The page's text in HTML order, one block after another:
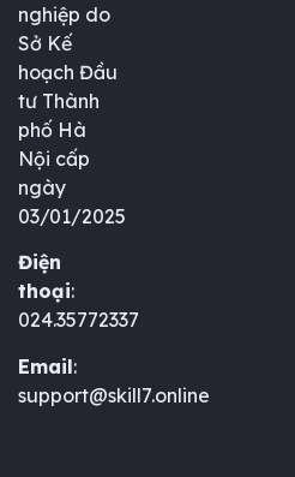
nghiệp do
Sở Kế
hoạch Đầu
tư Thành
phố Hà
Nội cấp
ngày
03/01/2025
Điện
thoại:
024.35772337
Email:
support@skill7.online